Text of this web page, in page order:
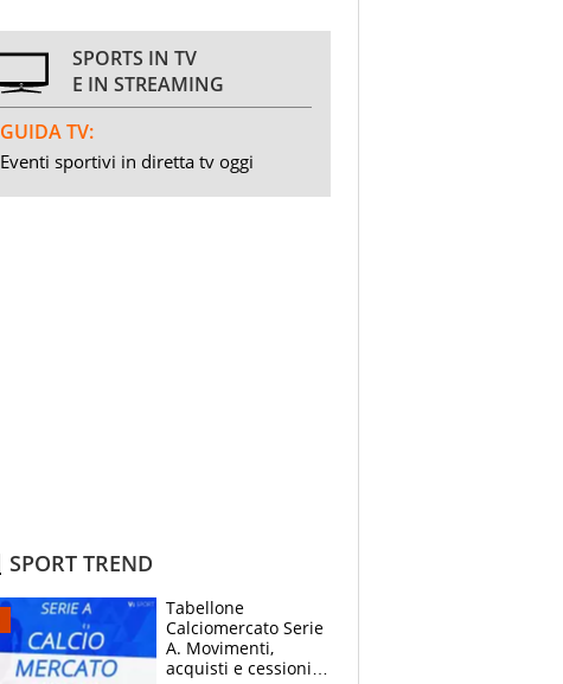
SPORTS IN TV
E IN STREAMING
GUIDA TV:
Eventi sportivi in diretta tv oggi
SPORT TREND
Tabellone
Calciomercato Serie
A. Movimenti,
acquisti e cessioni: